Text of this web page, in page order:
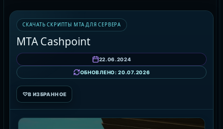
СКАЧАТЬ СКРИПТЫ MTA ДЛЯ СЕРВЕРА
MTA Cashpoint
22.06.2024
ОБНОВЛЕНО: 20.07.2026
♡В ИЗБРАННОЕ